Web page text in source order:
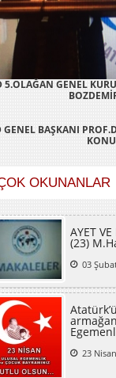
5.OLAĞAN GENEL
GENEL BAŞKANI
OKUNANLAR
AYET
(23)